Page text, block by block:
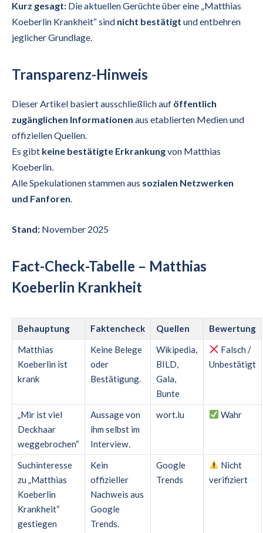
Kurz gesagt: Die aktuellen Gerüchte über eine „Matthias
Koeberlin Krankheit“ sind nicht bestätigt und entbehren
jeglicher Grundlage.
Transparenz-Hinweis
Dieser Artikel basiert ausschließlich auf öffentlich
zugänglichen Informationen aus etablierten Medien und
offiziellen Quellen.
Es gibt keine bestätigte Erkrankungvon Matthias
Koeberlin.
Alle Spekulationen stammen aus sozialen Netzwerken
und Fanforen.
Stand: November 2025
Fact-Check-Tabelle – Matthias
Koeberlin Krankheit
Behauptung Faktencheck Quellen
Bewertung
Matthias
Koeberlin ist
krank
Keine Belege
oder
Bestätigung.
Wikipedia,
BILD,
Gala,
Bunte
Falsch /
Unbestätigt
„Mir ist viel
Deckhaar
weggebrochen“
Aussage von
ihm selbst im
Interview.
wort.lu Wahr
Suchinteresse
zu „Matthias
Koeberlin
Krankheit“
gestiegen
Kein
offizieller
Nachweis aus
Google
Trends.
Google
Trends
Nicht
verifiziert